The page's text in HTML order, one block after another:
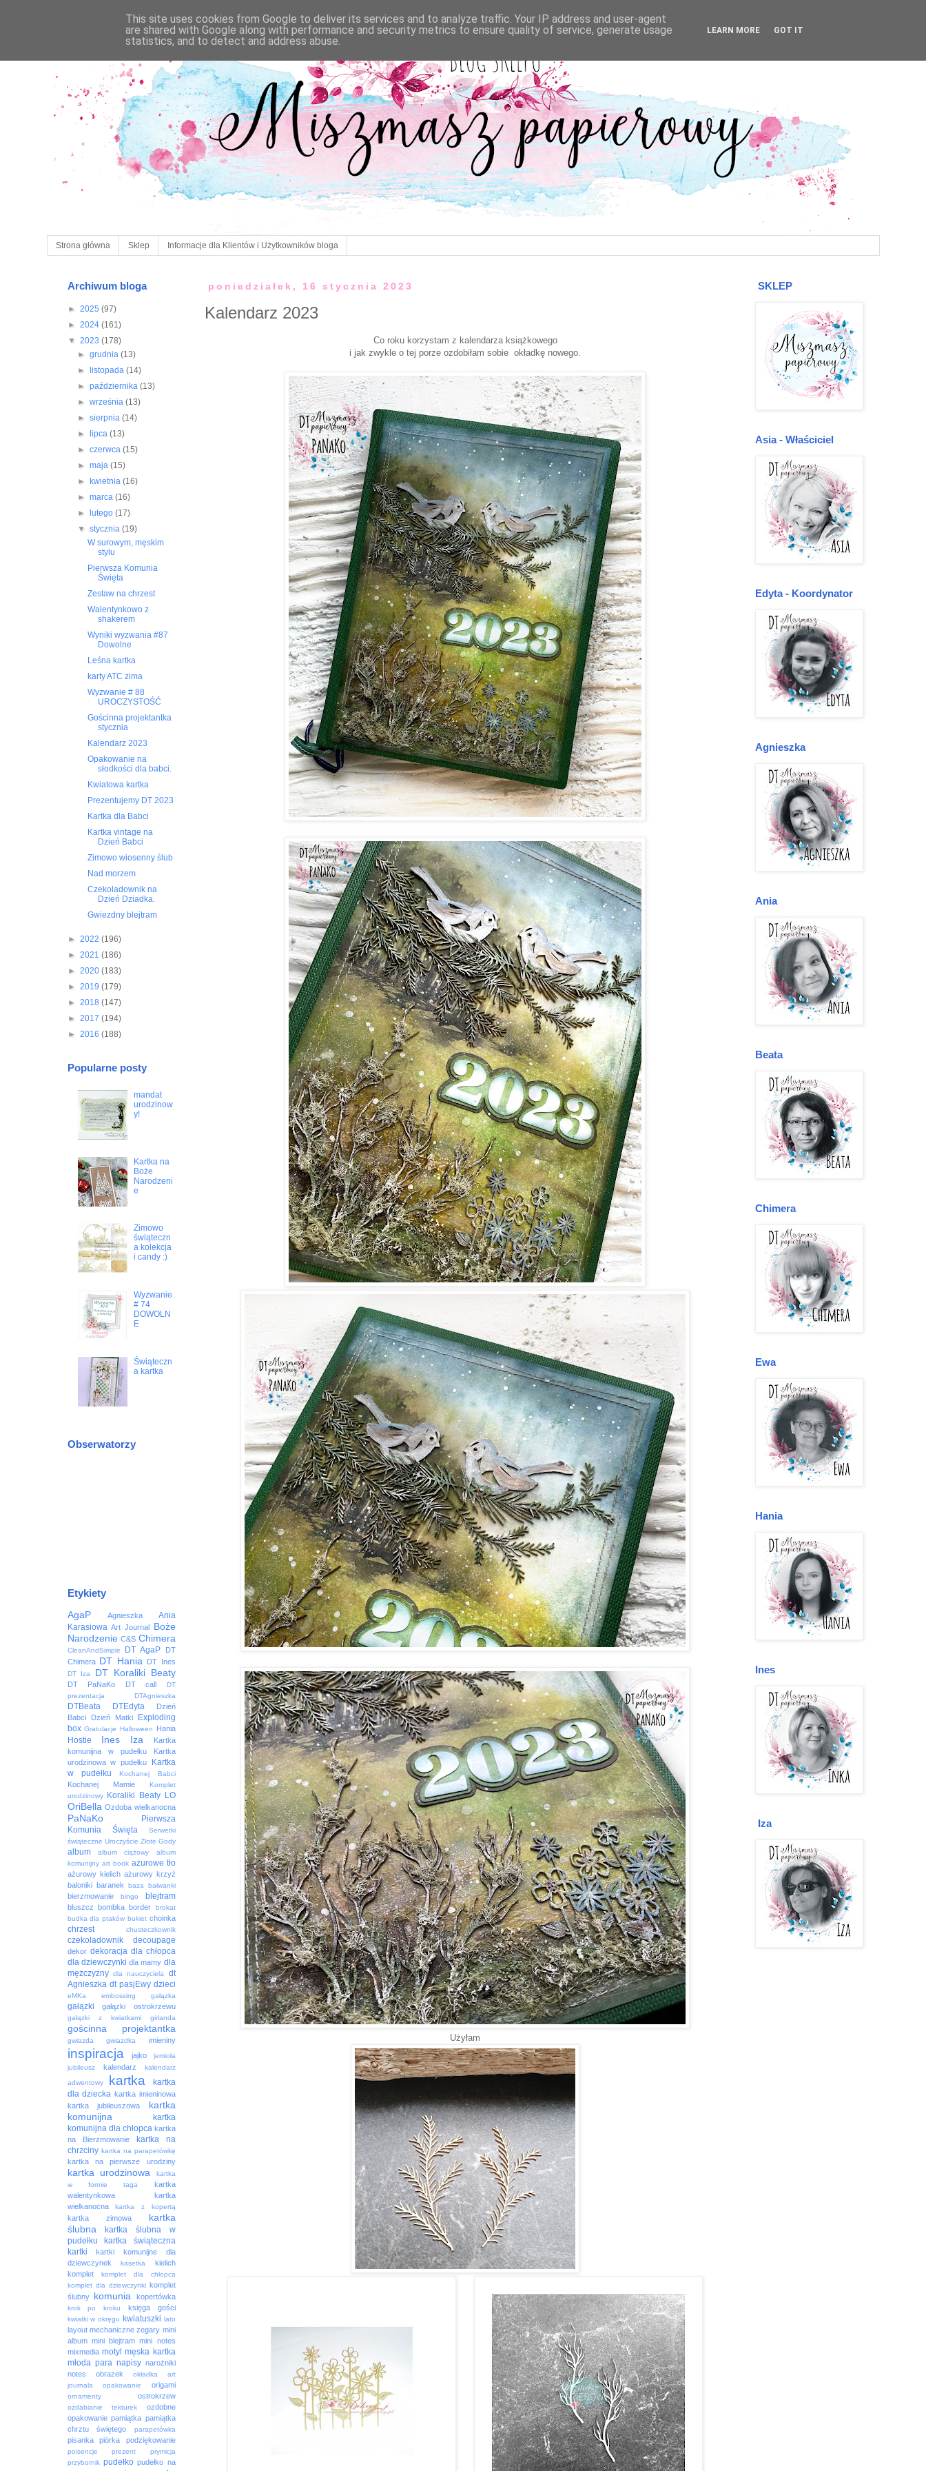
Strona główna Sklep Informacje dla Klientów i Użytkowników bloga
poniedziałek, 16 stycznia 2023
Kalendarz 2023
Co roku korzystam z kalendarza książkowego
i jak zwykle o tej porze ozdobiłam sobie okładkę nowego.
Użyłam
Archiwum bloga
► 2025 (97)
► 2024 (161)
▼ 2023 (178)
► grudnia (13)
►
listopada (14)
► października (13)
► września (13)
► sierpnia (14)
►
lipca (13)
► czerwca (15)
► maja (15)
►
kwietnia (16)
► marca (16)
►
lutego (17)
▼ stycznia (19)
W surowym, męskim
stylu
Pierwsza Komunia
Święta
Zestaw na chrzest
Walentynkowo z
shakerem
Wyniki wyzwania #87
Dowolne
Leśna kartka
karty ATC zima
Wyzwanie # 88
UROCZYSTOŚĆ
Gościnna projektantka
stycznia
Kalendarz 2023
Opakowanie na
słodkości dla babci.
Kwiatowa kartka
Prezentujemy DT 2023
Kartka dla Babci
Kartka vintage na
Dzień Babci
Zimowo wiosenny ślub
Nad morzem
Czekoladownik na
Dzień Dziadka.
Gwiezdny blejtram
► 2022 (196)
► 2021 (186)
► 2020 (183)
► 2019 (179)
► 2018 (147)
► 2017 (194)
► 2016 (188)
Popularne posty
mandat
urodzinow
y!
Kartka na
Boże
Narodzeni
e
Zimowo
świąteczn
a kolekcja
i candy :)
Wyzwanie
# 74
DOWOLN
E
Świąteczn
a kartka
Obserwatorzy
Etykiety
AgaP Agnieszka
Ania
Karasiowa Art Journal
Boże
Narodzenie C&S Chimera
CleanAndSimple DT AgaP
DT
Chimera DT Hania DT Ines
DT Iza DT Koraliki Beaty
DT PaNaKo DT call
DT
prezentacja
DTAgnieszka
DTBeata DTEdyta
Dzień
Babci
Dzień Matki
Exploding
box Gratulacje Halloween Hania
Hostie Ines Iza
Kartka
komunijna w pudełku
Kartka
urodzinowa w pudełku
Kartka
w pudełku
Kochanej Babci
Kochanej Mamie
Komplet
urodzinowy
Koraliki Beaty LO
OriBella Ozdoba wielkanocna
PaNaKo
Pierwsza
Komunia Święta
Serwetki
świąteczne Uroczyście Złote Gody
album album ciążowy
album
komunijny art book ażurowe tło
ażurowy kielich ażurowy krzyż
baloniki
baranek baza bałwanki
bierzmowanie bingo blejtram
bluszcz bombka border
brokat
budka dla ptaków bukiet choinka
chrzest chusteczkownik
czekoladownik decoupage
dekor dekoracja dla chłopca
dla dziewczynki dla mamy dla
mężczyzny dla nauczyciela
dt
Agnieszka dt pasjEwy dzieci
eMKa embossing gałązka
gałązki gałązki ostrokrzewu
gałązki z kwiatkami girlanda
gościnna projektantka
gwiazda gwiazdka imieniny
inspiracja jajko
jemioła
jubileusz
kalendarz
kalendarz
adwentowy
kartka
kartka
dla dziecka kartka imieninowa
kartka jubileuszowa
kartka
komunijna
kartka
komunijna dla chłopca kartka
na Bierzmowanie
kartka na
chrzciny kartka na parapetówkę
kartka na pierwsze urodziny
kartka urodzinowa
kartka
w formie taga
kartka
walentynkowa
kartka
wielkanocna
kartka z kopertą
kartka zimowa
kartka
ślubna
kartka ślubna w
pudełku
kartka świąteczna
kartki
kartki komunijne dla
dziewczynek
kasetka
kielich
komplet
komplet dla chłopca
komplet dla dziewczynki komplet
ślubny
komunia kopertówka
krok po kroku księga gości
kwiatki w okręgu kwiatuszki lato
layout mechaniczne zegary mini
album mini blejtram mini notes
mixmedia motyl męska kartka
młoda para napisy narożniki
notes
obrazek
okładka art
journala
opakowanie origami
ornamenty ostrokrzew
ozdabianie tekturek
ozdobne
opakowanie pamiątka pamiątka
chrztu świętego
parapetówka
pisanka piórka podziękowanie
poisencje prezent
prymicja
przybornik pudełko pudełko na
SKLEP
Asia - Właściciel
Edyta - Koordynator
Agnieszka
Ania
Beata
Chimera
Ewa
Hania
Ines
Iza
This site uses cookies from Google to deliver its services and to analyze traffic. Your IP address and user-agent
are shared with Google along with performance and security metrics to ensure quality of service, generate usage
statistics, and to detect and address abuse.
LEARN MORE GOT IT